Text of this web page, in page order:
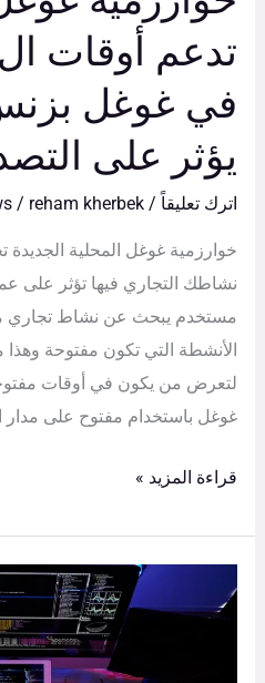
في غوغل
يؤثر على
اترك تعليقاً /
/ reham kherbek
خوارزمية غوغل المحلية الجديدة
نشاطك التجاري فيها تؤثر على
مستخدم يبحث عن نشاط تجاري
الأنشطة التي تكون مفتوحة وهذا
لتعرض من يكون في أوقات
غوغل باستخدام مفتوح على مدار ال 24 ساعة.
كعنصر
يؤثر
على
التصدر
قراءة المزيد »
أفضل